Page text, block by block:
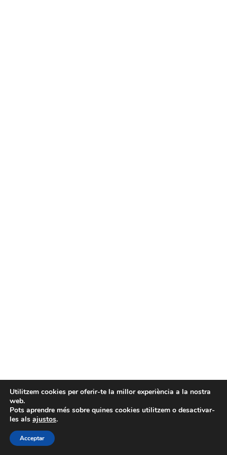
Utilitzem cookies per oferir-te la millor experiència a la nostra
web.
Pots aprendre més sobre quines cookies utilitzem o desactivar-
les als ajustos.
Acceptar